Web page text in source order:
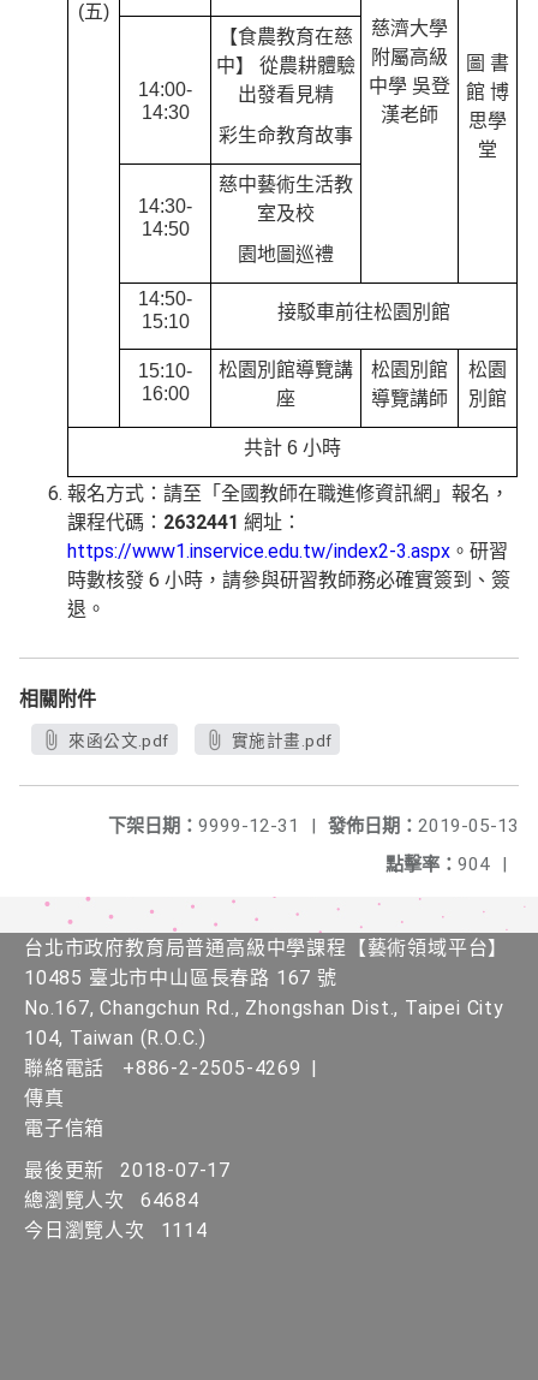
(五)
慈濟大學
附屬高級
中學 吳登
漢老師
圖 書
館 博
思學
堂
14:00-
14:30
【食農教育在慈
中】 從農耕體驗
出發看見精
彩生命教育故事
14:30-
14:50
慈中藝術生活教
室及校
園地圖巡禮
14:50-
15:10
接駁車前往松園別館
15:10-
16:00
松園別館導覽講
座
松園別館
導覽講師
松園
別館
共計 6 小時
報名方式：請至「全國教師在職進修資訊網」報名，
課程代碼： 2632441 網址：
https://www1.inservice.edu.tw/index2-3.aspx 。研習
時數核發 6 小時，請參與研習教師務必確實簽到、簽
退。
相關附件
來函公文.pdf 實施計畫.pdf
發佈日期： 2019-05-13
下架日期： 9999-12-31
|
點擊率： 904 |
台北市政府教育局普通高級中學課程​【​藝術領域平台】
10485 臺北市中山區長春路 167 號
No.167, Changchun Rd., Zhongshan Dist., Taipei City
104, Taiwan (R.O.C.)
聯絡電話
+886-2-2505-4269 |
傳真
電子信箱
最後更新
2018-07-17
總瀏覽人次
64684
今日瀏覽人次
1114